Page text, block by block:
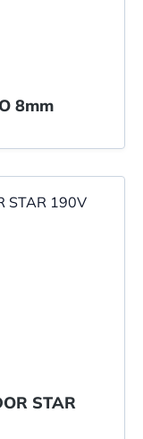
8mm
STAR